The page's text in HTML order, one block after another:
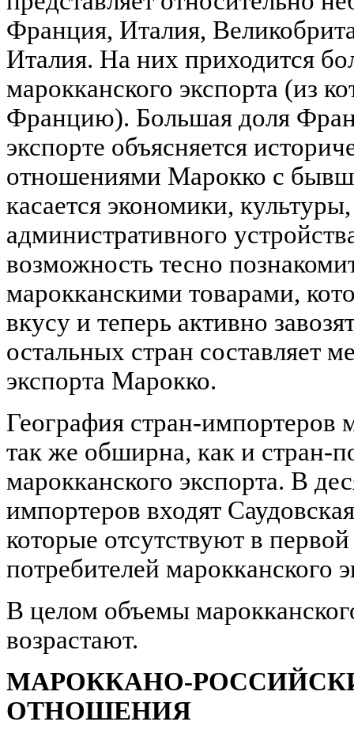
Франция, Италия,
Италия. На них приходится
марокканского экспорта (из
Францию). Большая доля
экспорте объясняется
отношениями Марокко с
касается экономики,
административного
возможность тесно
марокканскими товарами,
вкусу и теперь активно
остальных стран составляет
экспорта Марокко.
География стран-импортеров
так же обширна, как и стран-
марокканского экспорта. В
импортеров входят
которые отсутствуют в первой
потребителей марокканского
В целом объемы
возрастают.
МАРОККАНО-
ОТНОШЕНИЯ